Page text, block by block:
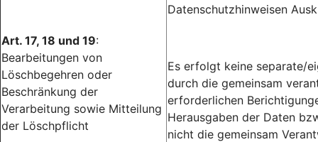
Art. 17, 18 und 19:
Bearbeitungen von
Löschbegehren oder
Beschränkung der
Verarbeitung sowie Mitteilung
der Löschpflicht
Datenschutzhinweisen
Es erfolgt keine separate/
durch die gemeinsam
erforderlichen
Herausgaben der Daten
nicht die gemeinsam